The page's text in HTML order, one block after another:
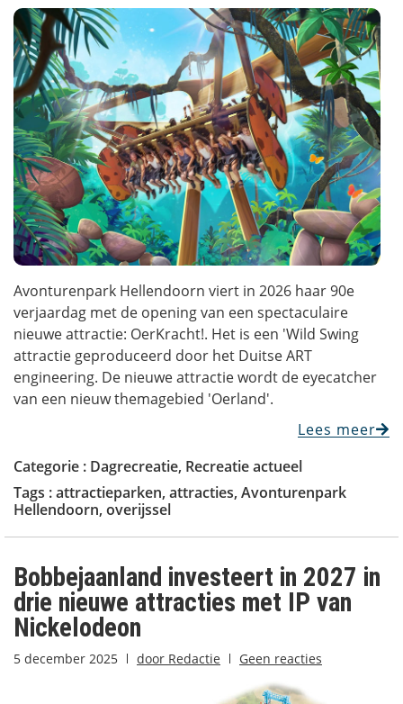
Avonturenpark Hellendoorn viert in 2026 haar 90e
verjaardag met de opening van een spectaculaire
nieuwe attractie: OerKracht!. Het is een 'Wild Swing
attractie geproduceerd door het Duitse ART
engineering. De nieuwe attractie wordt de eyecatcher
van een nieuw themagebied 'Oerland'.
Lees meer
Categorie : Dagrecreatie, Recreatie actueel
Tags :attractieparken, attracties, Avonturenpark
Hellendoorn, overijssel
Bobbejaanland investeert in 2027 in
drie nieuwe attracties met IP van
Nickelodeon
5 december 2025 door Redactie Geen reacties